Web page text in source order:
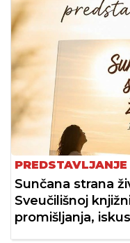
PREDSTAVLJANJE
Sunčana strana
Sveučilišnoj
promišljanja,